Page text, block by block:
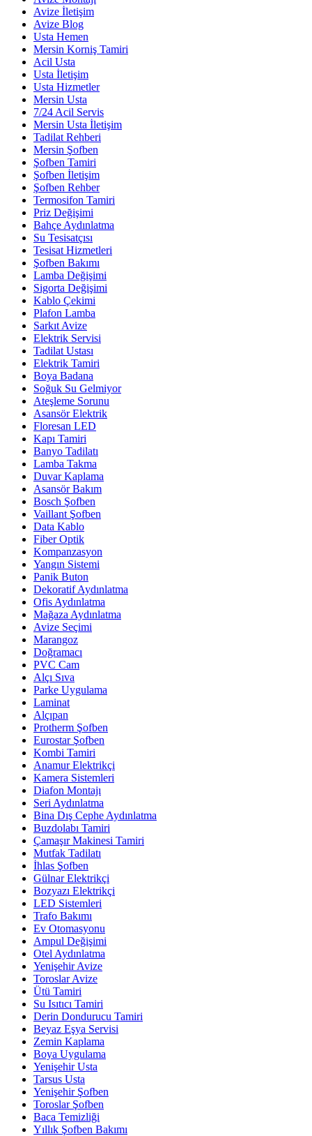
Avize İletişim
Avize Blog
Usta Hemen
Mersin Korniş Tamiri
Acil Usta
Usta İletişim
Usta Hizmetler
Mersin Usta
7/24 Acil Servis
Mersin Usta İletişim
Tadilat Rehberi
Mersin Şofben
Şofben Tamiri
Şofben İletişim
Şofben Rehber
Termosifon Tamiri
Priz Değişimi
Bahçe Aydınlatma
Su Tesisatçısı
Tesisat Hizmetleri
Şofben Bakımı
Lamba Değişimi
Sigorta Değişimi
Kablo Çekimi
Plafon Lamba
Sarkıt Avize
Elektrik Servisi
Tadilat Ustası
Elektrik Tamiri
Boya Badana
Soğuk Su Gelmiyor
Ateşleme Sorunu
Asansör Elektrik
Floresan LED
Kapı Tamiri
Banyo Tadilatı
Lamba Takma
Duvar Kaplama
Asansör Bakım
Bosch Şofben
Vaillant Şofben
Data Kablo
Fiber Optik
Kompanzasyon
Yangın Sistemi
Panik Buton
Dekoratif Aydınlatma
Ofis Aydınlatma
Mağaza Aydınlatma
Avize Seçimi
Marangoz
Doğramacı
PVC Cam
Alçı Sıva
Parke Uygulama
Laminat
Alçıpan
Protherm Şofben
Eurostar Şofben
Kombi Tamiri
Anamur Elektrikçi
Kamera Sistemleri
Diafon Montajı
Seri Aydınlatma
Bina Dış Cephe Aydınlatma
Buzdolabı Tamiri
Çamaşır Makinesi Tamiri
Mutfak Tadilatı
İhlas Şofben
Gülnar Elektrikçi
Bozyazı Elektrikçi
LED Sistemleri
Trafo Bakımı
Ev Otomasyonu
Ampul Değişimi
Otel Aydınlatma
Yenişehir Avize
Toroslar Avize
Ütü Tamiri
Su Isıtıcı Tamiri
Derin Dondurucu Tamiri
Beyaz Eşya Servisi
Zemin Kaplama
Boya Uygulama
Yenişehir Usta
Tarsus Usta
Yenişehir Şofben
Toroslar Şofben
Baca Temizliği
Yıllık Şofben Bakımı